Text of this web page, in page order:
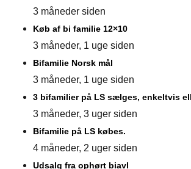
3 måneder siden
Køb af bi familie 12×10
3 måneder, 1 uge siden
Bifamilie Norsk mål
3 måneder, 1 uge siden
3 bifamilier på LS sælges, enkeltvis
3 måneder, 3 uger siden
Bifamilie på LS købes.
4 måneder, 2 uger siden
Udsalg fra ophørt biavl